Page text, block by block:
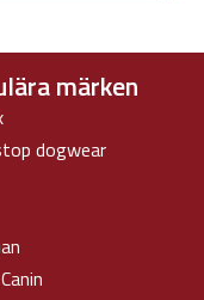
märken
dogwear